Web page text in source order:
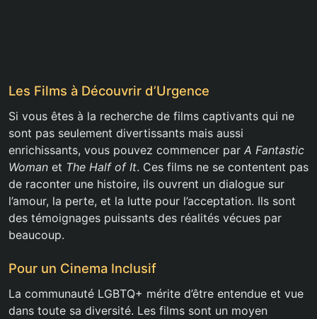
Les Films à Découvrir d’Urgence
Si vous êtes à la recherche de films captivants qui ne
sont pas seulement divertissants mais aussi
enrichissants, vous pouvez commencer par A Fantastic
Woman et The Half of It. Ces films ne se contentent pas
de raconter une histoire, ils ouvrent un dialogue sur
l’amour, la perte, et la lutte pour l’acceptation. Ils sont
des témoignages puissants des réalités vécues par
beaucoup.
Pour un Cinema Inclusif
La communauté LGBTQ+ mérite d’être entendue et vue
dans toute sa diversité. Les films sont un moyen